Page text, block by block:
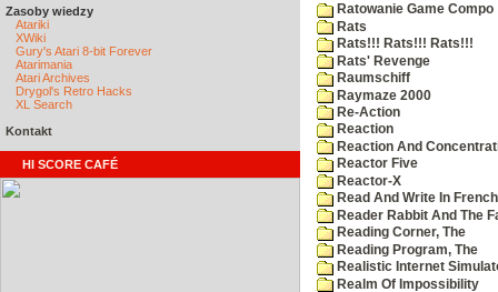
Zasoby wiedzy
Atariki
XWiki
Gury's Atari 8-bit Forever
Atarimania
Atari Archives
Drygol's Retro Hacks
XL Search
Kontakt
HI SCORE CAFÉ
Ratowanie Game Compo
Rats
Rats!!! Rats!!! Rats!!!
Rats' Revenge
Raumschiff
Raymaze 2000
Re-Action
Reaction
Reaction And
Reactor Five
Reactor-X
Read And Write In
Reader Rabbit And The
Reading Corner, The
Reading Program, The
Realistic Internet
Realm Of Impossibility